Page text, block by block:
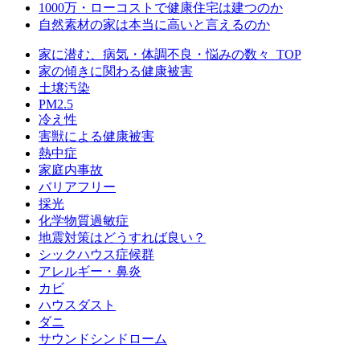
1000万・ローコストで健康住宅は建つのか
自然素材の家は本当に高いと言えるのか
家に潜む、病気・体調不良・悩みの数々_TOP
家の傾きに関わる健康被害
土壌汚染
PM2.5
冷え性
害獣による健康被害
熱中症
家庭内事故
バリアフリー
採光
化学物質過敏症
地震対策はどうすれば良い？
シックハウス症候群
アレルギー・鼻炎
カビ
ハウスダスト
ダニ
サウンドシンドローム